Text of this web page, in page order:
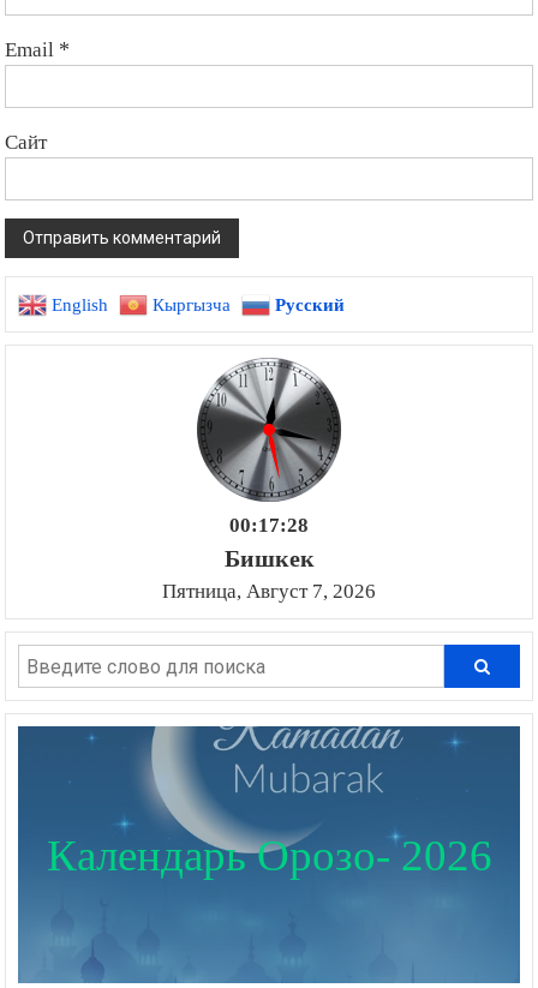
Email *
Сайт
English Кыргызча Русский
00:17:29
Бишкек
Пятница, Август 7, 2026
Календарь Орозо- 2026